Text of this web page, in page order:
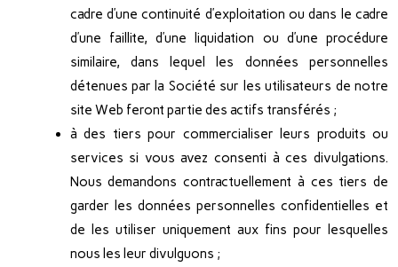
cadre d’une continuité d’exploitation ou dans le cadre
d’une faillite, d’une liquidation ou d’une procédure
similaire, dans lequel les données personnelles
détenues par la Société sur les utilisateurs de notre
site Web feront partie des actifs transférés ;
à des tiers pour commercialiser leurs produits ou
services si vous avez consenti à ces divulgations.
Nous demandons contractuellement à ces tiers de
garder les données personnelles confidentielles et
de les utiliser uniquement aux fins pour lesquelles
nous les leur divulguons ;